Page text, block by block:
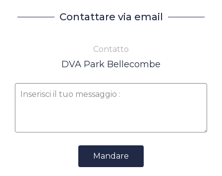
Contattare via email
Contatto
DVA Park Bellecombe
Mandare